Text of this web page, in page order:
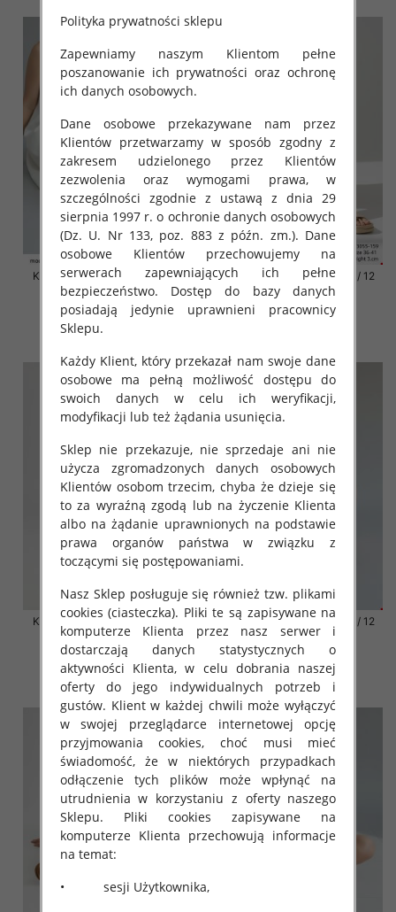
Klapki damskie Roz 36-42 / 12
par
41.00 zł
szczegóły
Klapki damskie Roz 36-42 / 12
par
41.00 zł
Klapki damskie Roz 36-42 / 12
par
41.00 zł
szczegóły
Klapki damskie Roz 36-42 / 12
par
41.00 zł
szczegóły
Polityka prywatności sklepu
Zapewniamy naszym Klientom pełne
poszanowanie ich prywatności oraz ochronę
ich danych osobowych.
Dane osobowe przekazywane nam przez
Klientów przetwarzamy w sposób zgodny z
zakresem udzielonego przez Klientów
zezwolenia oraz wymogami prawa, w
szczególności zgodnie z ustawą z dnia 29
sierpnia 1997 r. o ochronie danych osobowych
(Dz. U. Nr 133, poz. 883 z późn. zm.). Dane
osobowe Klientów przechowujemy na
serwerach zapewniających ich pełne
bezpieczeństwo. Dostęp do bazy danych
posiadają jedynie uprawnieni pracownicy
Sklepu.
Każdy Klient, który przekazał nam swoje dane
osobowe ma pełną możliwość dostępu do
swoich danych w celu ich weryfikacji,
modyfikacji lub też żądania usunięcia.
Sklep nie przekazuje, nie sprzedaje ani nie
użycza zgromadzonych danych osobowych
Klientów osobom trzecim, chyba że dzieje się
to za wyraźną zgodą lub na życzenie Klienta
albo na żądanie uprawnionych na podstawie
prawa organów państwa w związku z
toczącymi się postępowaniami.
Nasz Sklep posługuje się również tzw. plikami
cookies (ciasteczka). Pliki te są zapisywane na
komputerze Klienta przez nasz serwer i
dostarczają danych statystycznych o
aktywności Klienta, w celu dobrania naszej
oferty do jego indywidualnych potrzeb i
gustów. Klient w każdej chwili może wyłączyć
w swojej przeglądarce internetowej opcję
przyjmowania cookies, choć musi mieć
świadomość, że w niektórych przypadkach
odłączenie tych plików może wpłynąć na
utrudnienia w korzystaniu z oferty naszego
Sklepu. Pliki cookies zapisywane na
komputerze Klienta przechowują informacje
na temat:
• sesji Użytkownika,